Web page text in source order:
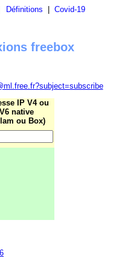
Définitions Covid-19
freebox
IP V4 ou
V6 native
ou Box)